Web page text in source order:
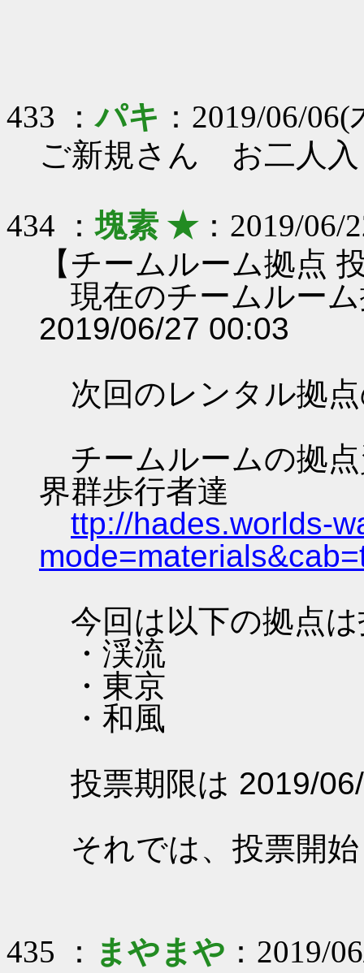
433 ：パキ ：2019/06/
ご新規さん お二人入
434 ：塊素 ★：2019/06/
【チームルーム拠点
現在のチームルー
2019/06/27 00:03
次回のレンタル拠
チームルームの拠
界群歩行者達
ttp://hades.worlds-
今回は以下の拠点
・渓流
・東京
・和風
投票期限は 2019/
それでは、投票開
435 ： まやまや ：2019/